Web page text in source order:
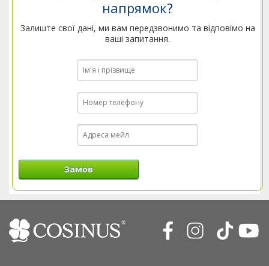
напрямок?
Залиште свої дані, ми вам передзвонимо та відповімо на
ваші запитання.
Замов